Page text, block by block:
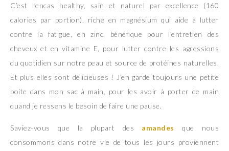
C’est l’encas healthy, sain et naturel par excellence (160
calories par portion), riche en magnésium qui aide à lutter
contre la fatigue, en zinc, bénéfique pour l’entretien des
cheveux et en vitamine E, pour lutter contre les agressions
du quotidien sur notre peau et source de protéines naturelles.
Et plus elles sont délicieuses ! J’en garde toujours une petite
boite dans mon sac à main, pour les avoir à porter de main
quand je ressens le besoin de faire une pause.
Saviez-vous que la plupart des amandes
que nous
consommons dans notre vie de tous les jours proviennent